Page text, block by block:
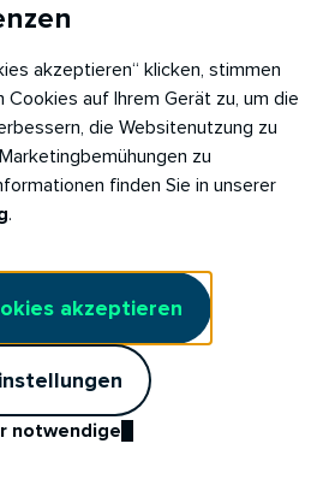
Fix
akzeptieren“ klicken, stimmen
Cookies auf Ihrem Gerät zu, um die
die Websitenutzung zu
zu
finden Sie in unserer
.
akzeptieren
notwendige